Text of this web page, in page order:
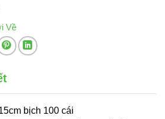
Về
bịch 100 cái